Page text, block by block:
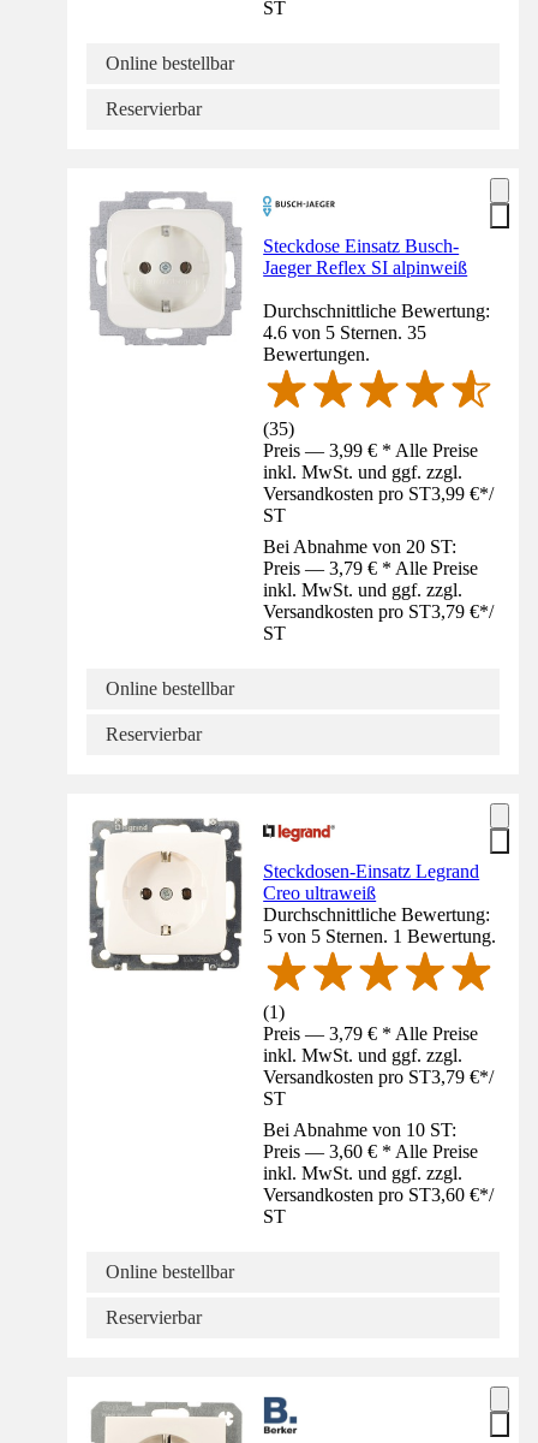
ST
Online bestellbar
Reservierbar
Steckdose Einsatz Busch-
Jaeger Reflex SI alpinweiß
Durchschnittliche Bewertung:
4.6 von 5 Sternen. 35
Bewertungen.
(35)
Preis — 3,99 € * Alle Preise
inkl. MwSt. und ggf. zzgl.
Versandkosten pro ST3,99 €*/
ST
Bei Abnahme von 20 ST:
Preis — 3,79 € * Alle Preise
inkl. MwSt. und ggf. zzgl.
Versandkosten pro ST3,79 €*/
ST
Online bestellbar
Reservierbar
Steckdosen-Einsatz Legrand
Creo ultraweiß
Durchschnittliche Bewertung:
5 von 5 Sternen. 1 Bewertung.
(1)
Preis — 3,79 € * Alle Preise
inkl. MwSt. und ggf. zzgl.
Versandkosten pro ST3,79 €*/
ST
Bei Abnahme von 10 ST:
Preis — 3,60 € * Alle Preise
inkl. MwSt. und ggf. zzgl.
Versandkosten pro ST3,60 €*/
ST
Online bestellbar
Reservierbar